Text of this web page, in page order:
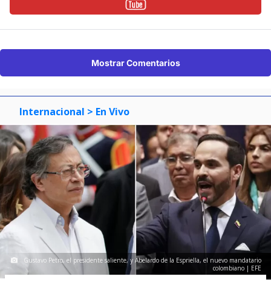
Mostrar Comentarios
Internacional > En Vivo
Gustavo Petro, el presidente saliente, y Abelardo de la Espriella, el nuevo mandatario
colombiano | EFE